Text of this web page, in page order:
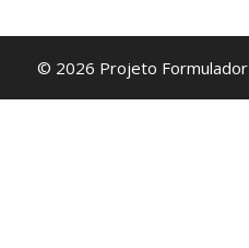
© 2026 Projeto Formulador